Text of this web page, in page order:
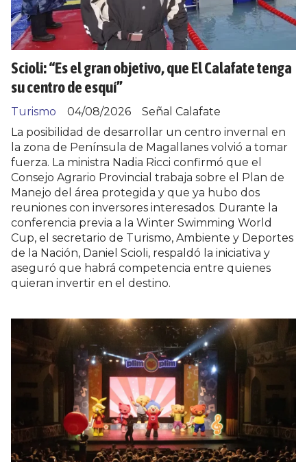
Scioli: “Es el gran objetivo, que El Calafate tenga
su centro de esquí”
Señal Calafate
Turismo
04/08/2026
La posibilidad de desarrollar un centro invernal en
la zona de Península de Magallanes volvió a tomar
fuerza. La ministra Nadia Ricci confirmó que el
Consejo Agrario Provincial trabaja sobre el Plan de
Manejo del área protegida y que ya hubo dos
reuniones con inversores interesados. Durante la
conferencia previa a la Winter Swimming World
Cup, el secretario de Turismo, Ambiente y Deportes
de la Nación, Daniel Scioli, respaldó la iniciativa y
aseguró que habrá competencia entre quienes
quieran invertir en el destino.